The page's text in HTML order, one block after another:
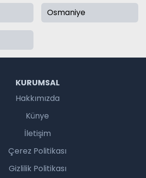
Osmaniye
KURUMSAL
Hakkımızda
Künye
İletişim
Çerez Politikası
Gizlilik Politikası